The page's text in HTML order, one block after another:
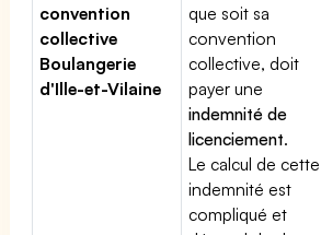
convention
collective
Boulangerie
d'Ille-et-Vilaine
que soit sa
convention
collective, doit
payer une
indemnité de
licenciement.
Le calcul de cette
indemnité est
compliqué et